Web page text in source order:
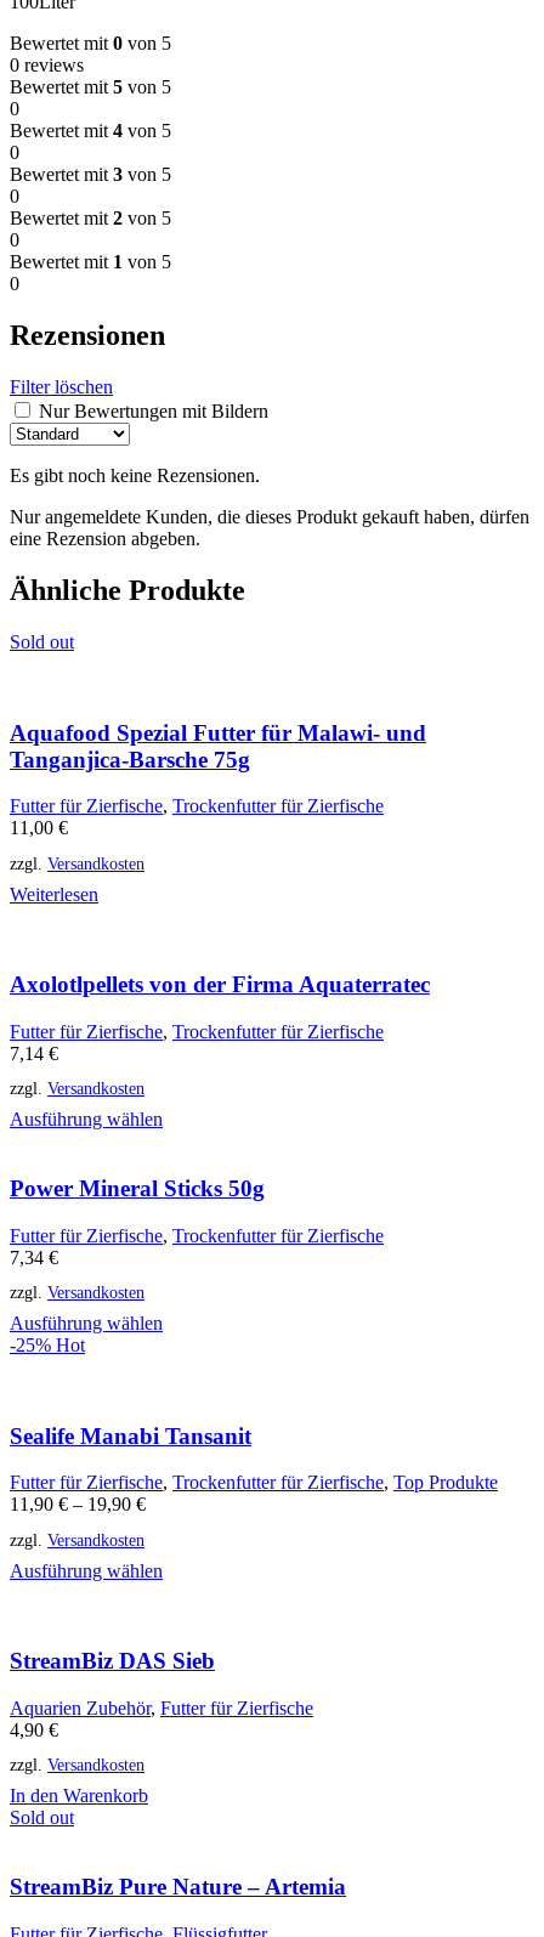
Bewertet mit0 von 5
0 reviews
Bewertet mit5 von 5
0
Bewertet mit4 von 5
0
Bewertet mit3 von 5
0
Bewertet mit2 von 5
0
Bewertet mit 1 von 5
0
Rezensionen
Filter löschen
Nur Bewertungen mit Bildern
Es gibt noch keine Rezensionen.
Nur angemeldete Kunden, die dieses Produkt gekauft haben, dürfen
eine Rezension abgeben.
Ähnliche Produkte
Sold out
Aquafood Spezial Futter für Malawi- und
Tanganjica-Barsche 75g
Futter für Zierfische, Trockenfutter für Zierfische
11,00 €
zzgl. Versandkosten
Weiterlesen
Axolotlpellets von der Firma Aquaterratec
Futter für Zierfische, Trockenfutter für Zierfische
7,14 €
zzgl. Versandkosten
Ausführung wählen
Power Mineral Sticks 50g
Futter für Zierfische, Trockenfutter für Zierfische
7,34 €
zzgl. Versandkosten
Ausführung wählen
-25% Hot
Sealife Manabi Tansanit
Futter für Zierfische, Trockenfutter für Zierfische, Top Produkte
11,90 € – 19,90 €
zzgl. Versandkosten
Ausführung wählen
StreamBiz DAS Sieb
Aquarien Zubehör, Futter für Zierfische
4,90 €
zzgl. Versandkosten
In den Warenkorb
Sold out
StreamBiz Pure Nature – Artemia